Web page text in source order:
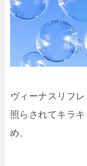
ヴィーナスリフ
照らされてキラ
め、